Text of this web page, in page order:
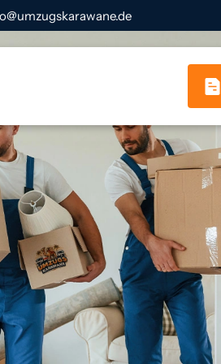
Berlin
Berlin
Berlin
Berlin
Berlin